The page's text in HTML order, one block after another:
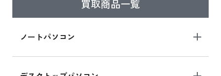
買取商品一覧
ノートパソコン
ら